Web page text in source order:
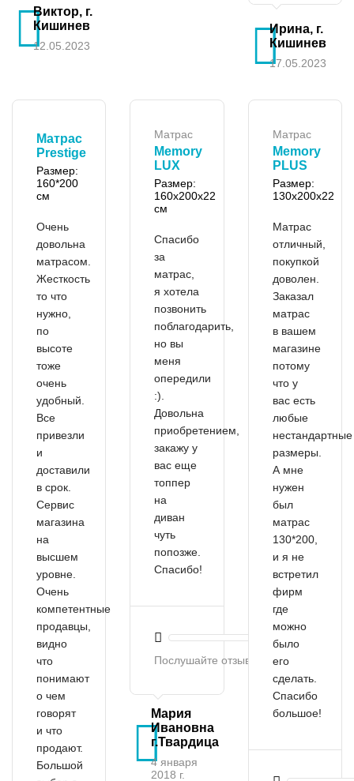
Виктор, г.
Кишинев
12.05.2023
Ирина, г.
Кишинев
17.05.2023
Матрас
Prestige
Размер:
160*200
см
Очень
довольна
матрасом.
Жесткость
то что
нужно,
по
высоте
тоже
очень
удобный.
Все
привезли
и
доставили
в срок.
Сервис
магазина
на
высшем
уровне.
Очень
компетентные
продавцы,
видно
что
понимают
о чем
говорят
и что
продают.
Большой
Матрас
Memory
LUX
Размер:
160x200x22
см
Спасибо
за
матрас,
я хотела
позвонить
поблагодарить,
но вы
меня
опередили
:).
Довольна
приобретением,
закажу у
вас еще
топпер
на
диван
чуть
попозже.
Спасибо!
Послушайте отзыв
Мария
Ивановна
г.Твардица
4 января
2018 г.
Матрас
Memory
PLUS
Размер:
130х200х22
Матрас
отличный,
покупкой
доволен.
Заказал
матрас
в вашем
магазине
потому
что у
вас есть
любые
нестандартные
размеры.
А мне
нужен
был
матрас
130*200,
и я не
встретил
фирм
где
можно
было
его
сделать.
Спасибо
большое!